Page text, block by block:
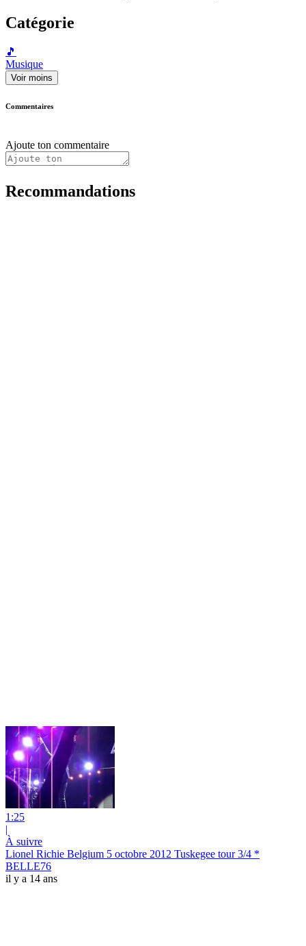
Catégorie
🎵
Musique
Voir moins
Commentaires
Ajoute ton commentaire
Recommandations
1:25
|
À suivre
Lionel Richie Belgium 5 octobre 2012 Tuskegee tour 3/4 *
BELLE76
il y a 14 ans